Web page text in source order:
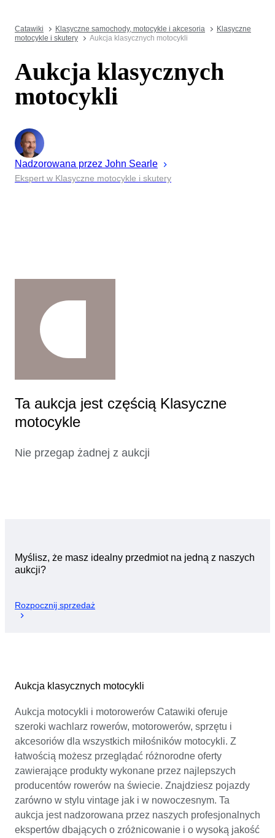
Catawiki Klasyczne samochody, motocykle i akcesoria
Klasyczne
motocykle i skutery
Aukcja klasycznych motocykli
Aukcja klasycznych
motocykli
Nadzorowana przez John Searle
Ekspert w Klasyczne motocykle i skutery
Ta aukcja jest częścią Klasyczne
motocykle
Nie przegap żadnej z aukcji
Myślisz, że masz idealny przedmiot na jedną z naszych
aukcji?
Rozpocznij sprzedaż
Aukcja klasycznych motocykli
Aukcja motocykli i motorowerów Catawiki oferuje
szeroki wachlarz rowerów, motorowerów, sprzętu i
akcesoriów dla wszystkich miłośników motocykli. Z
łatwością możesz przeglądać różnorodne oferty
zawierające produkty wykonane przez najlepszych
producentów rowerów na świecie. Znajdziesz pojazdy
zarówno w stylu vintage jak i w nowoczesnym. Ta
aukcja jest nadzorowana przez naszych profesjonalnych
ekspertów dbających o zróżnicowanie i o wysoką jakość